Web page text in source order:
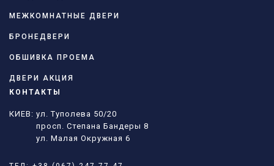
МЕЖКОМНАТНЫЕ ДВЕРИ
БРОНЕДВЕРИ
ОБШИВКА ПРОЕМА
ДВЕРИ АКЦИЯ
КОНТАКТЫ
КИЕВ: ул. Туполева 50/20
просп. Степана Бандеры 8
ул. Малая Окружная 6